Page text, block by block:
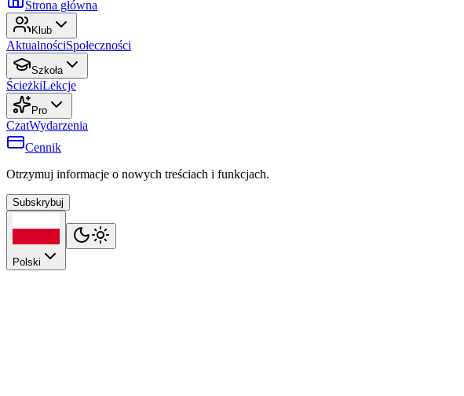
Strona główna
Klub
AktualnościSpołeczności
Szkoła
ŚcieżkiLekcje
Pro
CzatWydarzenia
Cennik
Otrzymuj informacje o nowych treściach i funkcjach.
Subskrybuj
Polski